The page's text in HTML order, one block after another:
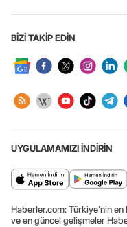
BİZİ TAKİP EDİN
UYGULAMAMIZI İNDİRİN
Haberler.com: Türkiye’nin
ve en güncel gelişmeler